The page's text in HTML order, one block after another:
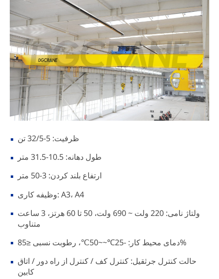
ظرفیت: 5-32/5 تن
طول دهانه: 10.5-31.5 متر
ارتفاع بلند کردن: 3-50 متر
وظیفه کاری: A3، A4
ولتاژ نامی: 220 ولت ~ 690 ولت، 50 تا 60 هرتز، 3 ساعت
متناوب
دمای محیط کار: -25℃~~50℃، رطوبت نسبی ≤85%
حالت کنترل جرثقیل: کنترل کف / کنترل از راه دور / اتاق
کابین